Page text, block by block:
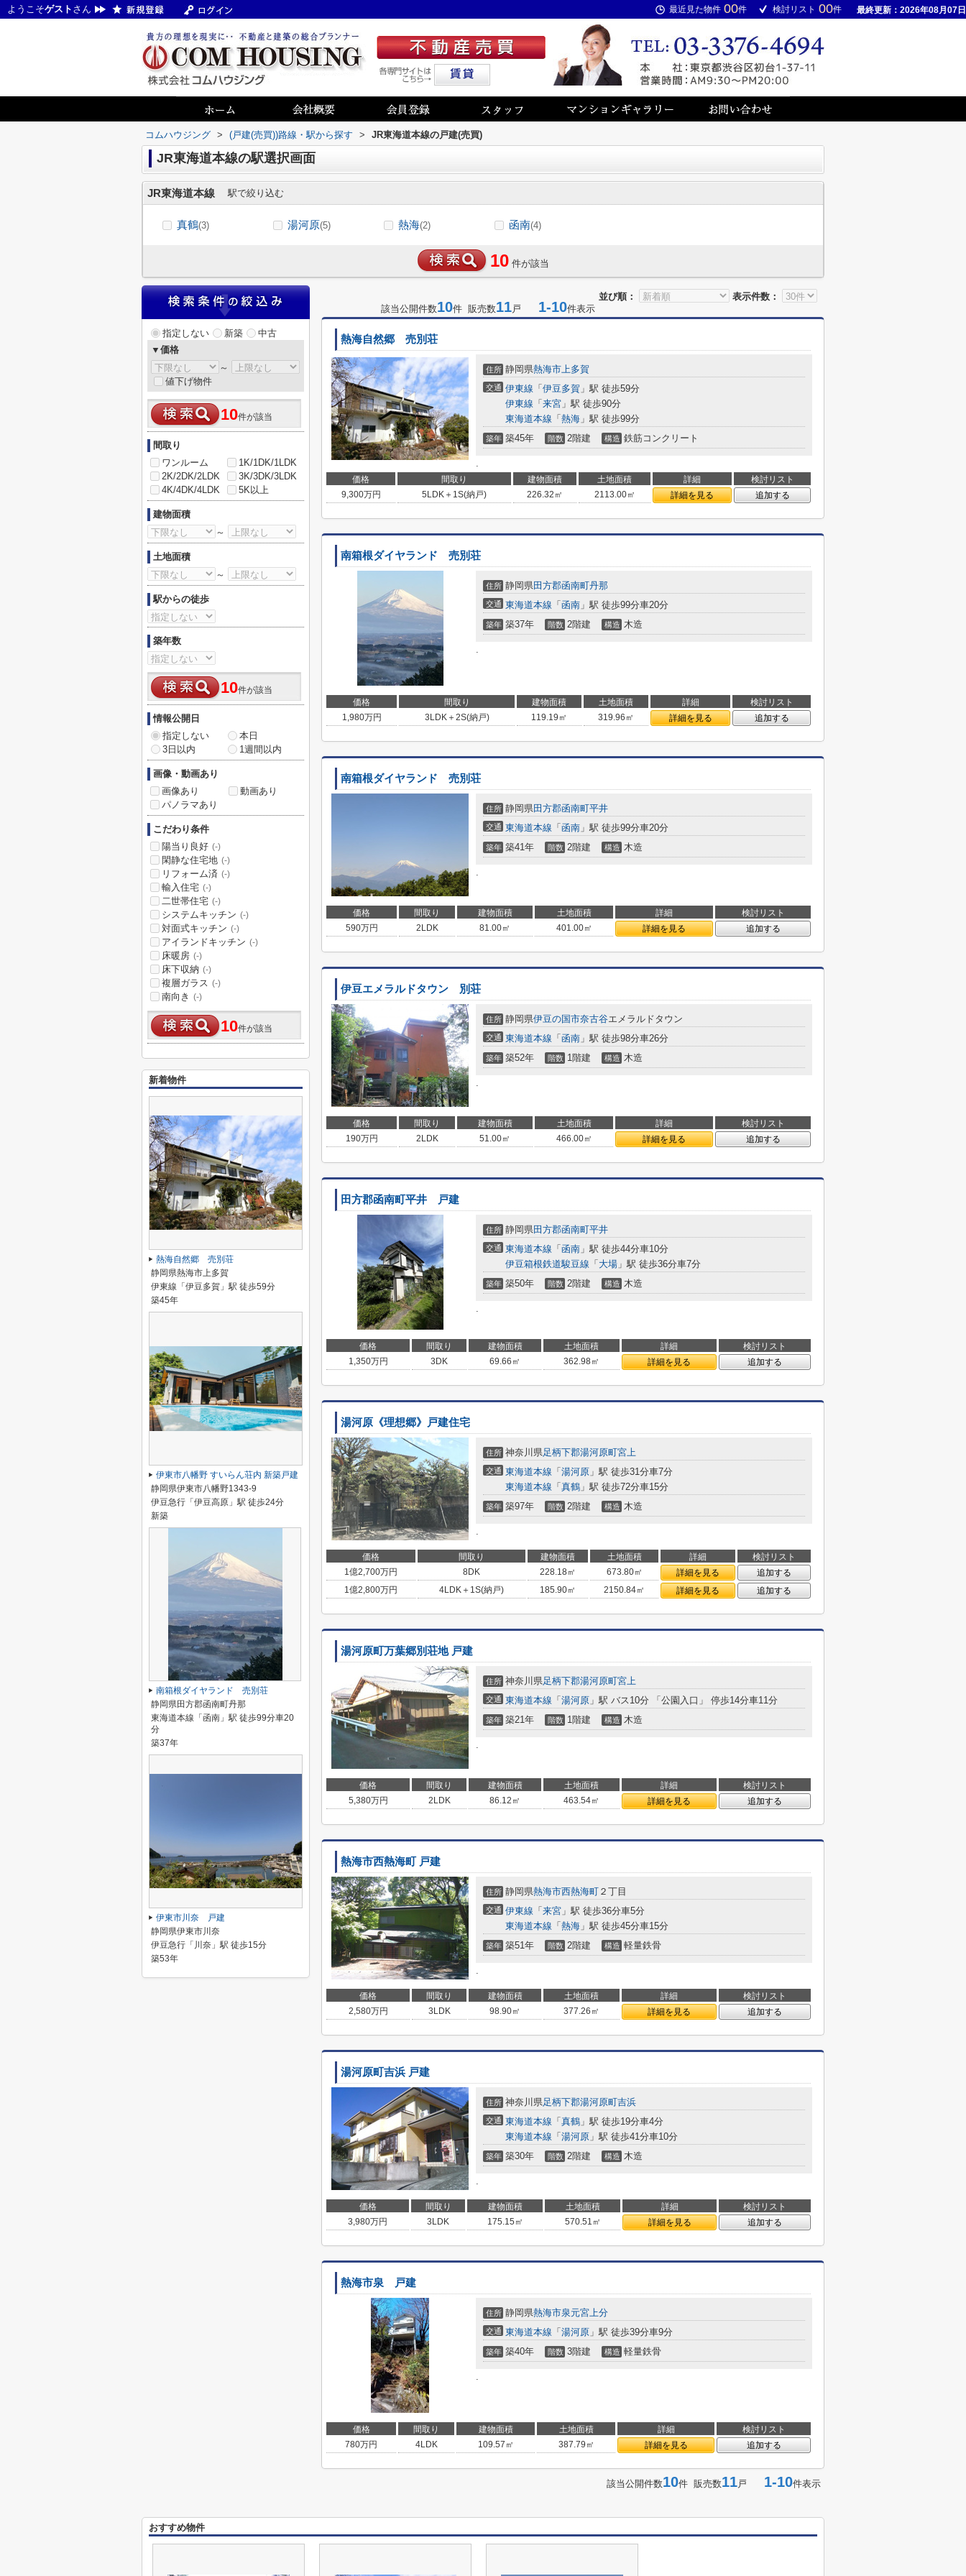
ようこそゲスト さん 最近見た物件 00件 検討リスト 00件 最終更新：2026年08月07日
コムハウジング > (戸建(売買))路線・駅から探す > JR東海道本線の戸建(売買)
JR東海道本線の駅選択画面
JR東海道本線 駅で絞り込む
真鶴(3) 湯河原(5) 熱海(2) 函南(4)
10 件が該当
並び順：
表示件数：
該当公開件数10件 販売数11戸 1-10件表示
熱海自然郷 売別荘
住所 静岡県熱海市上多賀
交通 伊東線 「 伊豆多賀 」駅 徒歩59分
伊東線 「 来宮 」駅 徒歩90分
東海道本線 「 熱海 」駅 徒歩99分
築年 築45年 階数 2階建 構造 鉄筋コンクリート
.
価格 間取り 建物面積 土地面積 詳細
検討リスト
9,300万円 5LDK＋1S(納戸) 226.32㎡ 2113.00㎡ 詳細を見る 追加する
南箱根ダイヤランド 売別荘
住所 静岡県田方郡函南町丹那
交通 東海道本線 「 函南 」駅 徒歩99分車20分
築年 築37年 階数 2階建 構造 木造
.
価格 間取り 建物面積 土地面積 詳細
検討リスト
1,980万円 3LDK＋2S(納戸) 119.19㎡ 319.96㎡ 詳細を見る 追加する
南箱根ダイヤランド 売別荘
住所 静岡県田方郡函南町平井
交通 東海道本線 「 函南 」駅 徒歩99分車20分
築年 築41年 階数 2階建 構造 木造
.
価格 間取り 建物面積 土地面積 詳細
検討リスト
590万円 2LDK 81.00㎡ 401.00㎡ 詳細を見る 追加する
伊豆エメラルドタウン 別荘
住所 静岡県伊豆の国市奈古谷エメラルドタウン
交通 東海道本線 「 函南 」駅 徒歩98分車26分
築年 築52年 階数 1階建 構造 木造
.
価格 間取り 建物面積 土地面積 詳細
検討リスト
190万円 2LDK 51.00㎡ 466.00㎡ 詳細を見る 追加する
田方郡函南町平井 戸建
住所 静岡県田方郡函南町平井
交通 東海道本線 「 函南 」駅 徒歩44分車10分
伊豆箱根鉄道駿豆線 「 大場 」駅 徒歩36分車7分
築年 築50年 階数 2階建 構造 木造
.
価格 間取り 建物面積 土地面積 詳細
検討リスト
1,350万円 3DK 69.66㎡ 362.98㎡ 詳細を見る 追加する
湯河原《理想郷》戸建住宅
住所 神奈川県足柄下郡湯河原町宮上
交通 東海道本線 「 湯河原 」駅 徒歩31分車7分
東海道本線 「 真鶴 」駅 徒歩72分車15分
築年 築97年 階数 2階建 構造 木造
.
価格 間取り 建物面積 土地面積 詳細
検討リスト
1億2,700万円 8DK 228.18㎡ 673.80㎡ 詳細を見る
追加する
1億2,800万円 4LDK＋1S(納戸) 185.90㎡ 2150.84㎡ 詳細を見る 追加する
湯河原町万葉郷別荘地 戸建
住所 神奈川県足柄下郡湯河原町宮上
交通 東海道本線 「 湯河原 」駅 バス10分 「公園入口」 停歩14分車11分
築年 築21年 階数 1階建 構造 木造
.
価格 間取り 建物面積 土地面積 詳細
検討リスト
5,380万円 2LDK 86.12㎡ 463.54㎡ 詳細を見る 追加する
熱海市西熱海町 戸建
住所 静岡県熱海市西熱海町 ２丁目
交通 伊東線 「 来宮 」駅 徒歩36分車5分
東海道本線 「 熱海 」駅 徒歩45分車15分
築年 築51年 階数 2階建 構造 軽量鉄骨
.
価格 間取り 建物面積 土地面積 詳細
検討リスト
2,580万円 3LDK 98.90㎡ 377.26㎡ 詳細を見る 追加する
湯河原町吉浜 戸建
住所 神奈川県足柄下郡湯河原町吉浜
交通 東海道本線 「 真鶴 」駅 徒歩19分車4分
東海道本線 「 湯河原 」駅 徒歩41分車10分
築年 築30年 階数 2階建 構造 木造
.
価格 間取り 建物面積 土地面積 詳細
検討リスト
3,980万円 3LDK 175.15㎡ 570.51㎡ 詳細を見る 追加する
熱海市泉 戸建
住所 静岡県熱海市泉元宮上分
交通 東海道本線 「 湯河原 」駅 徒歩39分車9分
築年 築40年 階数 3階建 構造 軽量鉄骨
.
価格 間取り 建物面積 土地面積 詳細
検討リスト
780万円 4LDK 109.57㎡ 387.79㎡ 詳細を見る 追加する
該当公開件数10件 販売数11戸 1-10件表示
指定しない 新築
中古
▼価格
～
値下げ物件
10件が該当
間取り
ワンルーム
1K/1DK/1LDK
2K/2DK/2LDK
3K/3DK/3LDK
4K/4DK/4LDK
5K以上
建物面積
～
土地面積
～
駅からの徒歩
築年数
10件が該当
情報公開日
指定しない
本日
3日以内
1週間以内
画像・動画あり
画像あり
動画あり
パノラマあり
こだわり条件
陽当り良好 (-)
閑静な住宅地 (-)
リフォーム済 (-)
輸入住宅 (-)
二世帯住宅 (-)
システムキッチン (-)
対面式キッチン (-)
アイランドキッチン (-)
床暖房 (-)
床下収納 (-)
複層ガラス (-)
南向き (-)
10件が該当
新着物件
熱海自然郷 売別荘
静岡県熱海市上多賀
伊東線「伊豆多賀」駅 徒歩59分
築45年
伊東市八幡野 すいらん荘内 新築戸建
静岡県伊東市八幡野1343-9
伊豆急行「伊豆高原」駅 徒歩24分
新築
南箱根ダイヤランド 売別荘
静岡県田方郡函南町丹那
東海道本線「函南」駅 徒歩99分車20
分
築37年
伊東市川奈 戸建
静岡県伊東市川奈
伊豆急行「川奈」駅 徒歩15分
築53年
おすすめ物件